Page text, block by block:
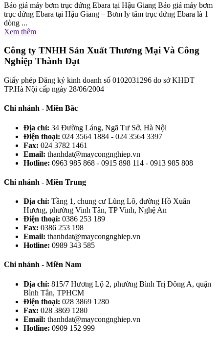
Báo giá máy bơm trục đứng Ebara tại Hậu Giang Báo giá máy bơm
trục đứng Ebara tại Hậu Giang – Bơm ly tâm trục đứng Ebara là 1
dòng ...
Xem thêm
Công ty TNHH Sản Xuất Thương Mại Và Công
Nghiệp Thành Đạt
Giấy phép Đăng ký kinh doanh số 0102031296 do sở KHĐT
TP.Hà Nội cấp ngày 28/06/2004
Chi nhánh - Miền Bắc
Địa chỉ: 34 Đường Láng, Ngã Tư Sở, Hà Nội
Điện thoại: 024 3564 1884 - 024 3564 3397
Fax: 024 3782 1461
Email: thanhdat@maycongnghiep.vn
Hotline: 0963 985 868 - 0915 898 114 - 0913 985 808
Chi nhánh - Miền Trung
Địa chỉ: Tầng 1, chung cư Lũng Lô, đường Hồ Xuân
Hương, phường Vinh Tân, TP Vinh, Nghệ An
Điện thoại: 0386 253 189
Fax: 0386 253 198
Email: thanhdat@maycongnghiep.vn
Hotline: 0989 343 585
Chi nhánh - Miền Nam
Địa chỉ: 815/7 Hương Lộ 2, phường Bình Trị Đông A, quận
Bình Tân, TPHCM
Điện thoại: 028 3869 1280
Fax: 028 3869 1280
Email: thanhdat@maycongnghiep.vn
Hotline: 0909 152 999